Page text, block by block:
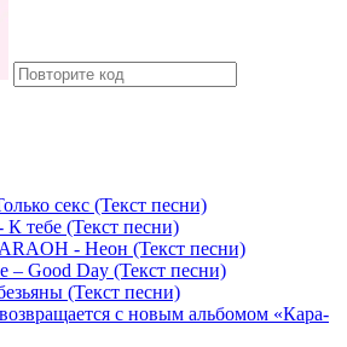
секс (Текст песни)
К тебе (Текст песни)
- Неон (Текст песни)
– Good Day (Текст песни)
(Текст песни)
с новым альбомом «Кара-